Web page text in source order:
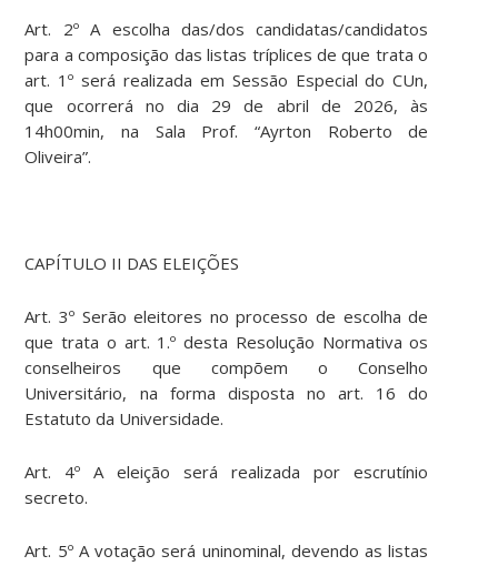
Art. 2º A escolha das/dos candidatas/candidatos
para a composição das listas tríplices de que trata o
art. 1º será realizada em Sessão Especial do CUn,
que ocorrerá no dia 29 de abril de 2026, às
14h00min, na Sala Prof. “Ayrton Roberto de
Oliveira”.
CAPÍTULO II DAS ELEIÇÕES
Art. 3º Serão eleitores no processo de escolha de
que trata o art. 1.º desta Resolução Normativa os
conselheiros que compõem o Conselho
Universitário, na forma disposta no art. 16 do
Estatuto da Universidade.
Art. 4º A eleição será realizada por escrutínio
secreto.
Art. 5º A votação será uninominal, devendo as listas